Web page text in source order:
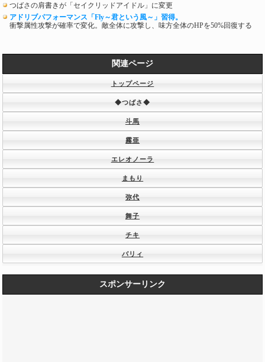
つばさの肩書きが「セイクリッドアイドル」に変更
アドリブパフォーマンス「Fly～君という風～」習得。
衝撃属性攻撃が確率で変化。敵全体に攻撃し、味方全体のHPを50%回復する
関連ページ
トップページ
◆つばさ◆
斗馬
霧亜
エレオノーラ
まもり
弥代
舞子
チキ
バリィ
スポンサーリンク